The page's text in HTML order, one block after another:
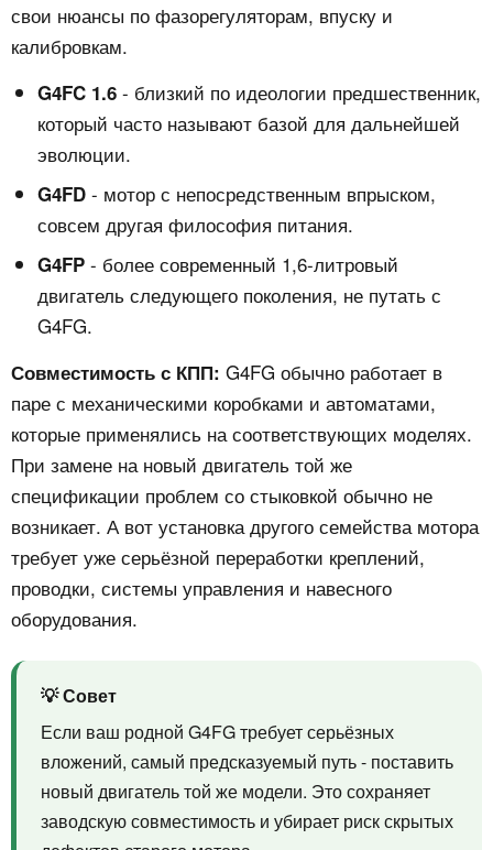
свои нюансы по фазорегуляторам, впуску и
калибровкам.
G4FC 1.6 - близкий по идеологии предшественник,
который часто называют базой для дальнейшей
эволюции.
G4FD - мотор с непосредственным впрыском,
совсем другая философия питания.
G4FP - более современный 1,6-литровый
двигатель следующего поколения, не путать с
G4FG.
Совместимость с КПП: G4FG обычно работает в
паре с механическими коробками и автоматами,
которые применялись на соответствующих моделях.
При замене на новый двигатель той же
спецификации проблем со стыковкой обычно не
возникает. А вот установка другого семейства мотора
требует уже серьёзной переработки креплений,
проводки, системы управления и навесного
оборудования.
💡 Совет
Если ваш родной G4FG требует серьёзных
вложений, самый предсказуемый путь - поставить
новый двигатель той же модели. Это сохраняет
заводскую совместимость и убирает риск скрытых